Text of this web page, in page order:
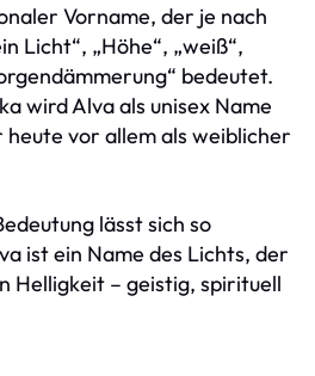
Vorname, der je nach
Licht“, „Höhe“, „weiß“,
bedeutet.
wird Alva als unisex Name
vor allem als weiblicher
lässt sich so
ist ein Name des Lichts, der
Helligkeit – geistig, spirituell